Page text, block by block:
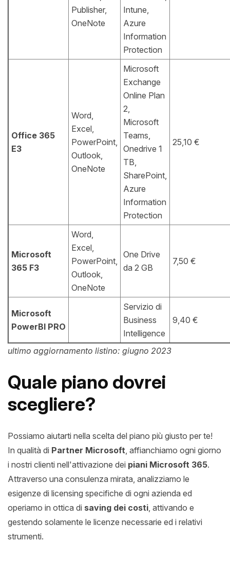
Publisher,
OneNote
Intune,
Azure
Information
Protection
Office 365
E3
Word,
Excel,
PowerPoint,
Outlook,
OneNote
Microsoft
Exchange
Online Plan
2,
Microsoft
Teams,
Onedrive 1
TB,
SharePoint,
Azure
Information
Protection
25,10 €
Microsoft
365 F3
Word,
Excel,
PowerPoint,
Outlook,
OneNote
One Drive
da 2 GB
7,50 €
Microsoft
PowerBI PRO
Servizio di
Business
Intelligence
9,40 €
ultimo aggiornamento listino: giugno 2023
Quale piano dovrei
scegliere?
Possiamo aiutarti nella scelta del piano più giusto per te!
In qualità di Partner Microsoft, affianchiamo ogni giorno
i nostri clienti nell'attivazione dei piani Microsoft 365.
Attraverso una consulenza mirata, analizziamo le
esigenze di licensing specifiche di ogni azienda ed
operiamo in ottica di saving dei costi, attivando e
gestendo solamente le licenze necessarie ed i relativi
strumenti.